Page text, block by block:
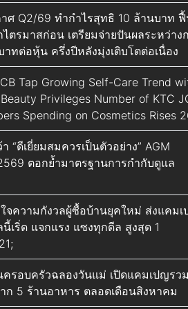
าศ Q2/69 ทำกำไรสุทธิ 10 ล้านบาท
ไตรมาสก่อน เตรียมจ่ายปันผลระหว่าง
าทต่อหุ้น ครึ่งปีหลังมุ่งเติบโตต่อเนื่อง
Tap Growing Self-Care Trend
Privileges Number of KTC
Spending on Cosmetics Rises
“ดีเยี่ยมสมควรเป็นตัวอย่าง” AGM
ตอกย้ำมาตรฐานการกำกับดูแล
จความกังวลผู้ซื้อบ้านยุคใหม่ ส่งแคม
เริ่ด แจกแรง แซงทุกดีล สูงสุด 1
รอบครัวฉลองวันแม่ เปิดแคมเปญรวม
ก 5 ร้านอาหาร ตลอดเดือนสิงหาคม